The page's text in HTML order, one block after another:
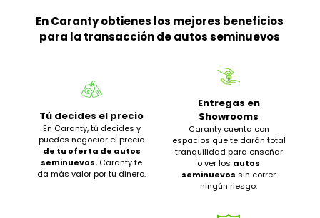
En Caranty obtienes los mejores beneficios
para la transacción de autos seminuevos
Tú decides el precio
En Caranty, tú decides y
puedes negociar el precio
de tu oferta de autos
seminuevos. Caranty te
da más valor por tu dinero.
Entregas en
Showrooms
Caranty cuenta con
espacios que te darán total
tranquilidad para enseñar
o ver los autos
seminuevos sin correr
ningún riesgo.